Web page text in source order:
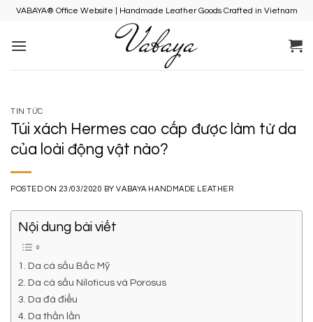
Skip
content
VABAYA® Office Website | Handmade Leather Goods Crafted in Vietnam
TIN TỨC
Túi xách Hermes cao cấp được làm từ da
của loài động vật nào?
POSTED ON 23/03/2020 BYVABAYA HANDMADE LEATHER
Nội dung bài viết
1. Da cá sấu Bắc Mỹ
2. Da cá sấu Niloticus và Porosus
3. Da đà điểu
4. Da thằn lằn